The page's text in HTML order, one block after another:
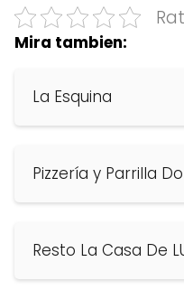
Mira tambien:
La Esquina
Pizzería y Parrilla
Resto La Casa De